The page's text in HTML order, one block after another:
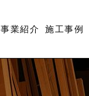
事業紹介 施工事例